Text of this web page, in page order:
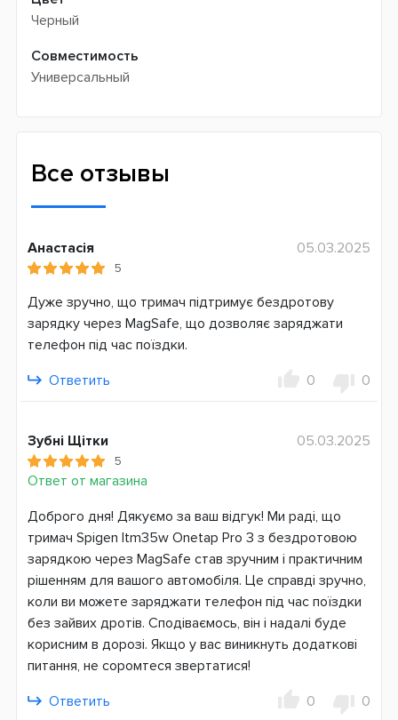
Черный
Совместимость
Универсальный
Все отзывы
Анастасія
5
05.03.2025
Дуже зручно, що тримач підтримує бездротову
зарядку через MagSafe, що дозволяє заряджати
телефон під час поїздки.
Ответить
0 0
Зубні Щітки
5
Ответ от магазина
05.03.2025
Доброго дня! Дякуємо за ваш відгук! Ми раді, що
тримач Spigen Itm35w Onetap Pro 3 з бездротовою
зарядкою через MagSafe став зручним і практичним
рішенням для вашого автомобіля. Це справді зручно,
коли ви можете заряджати телефон під час поїздки
без зайвих дротів. Сподіваємось, він і надалі буде
корисним в дорозі. Якщо у вас виникнуть додаткові
питання, не соромтеся звертатися!
Ответить
0 0